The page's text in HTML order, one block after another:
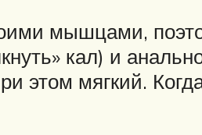
мышцами,
кал) и
этом мягкий.